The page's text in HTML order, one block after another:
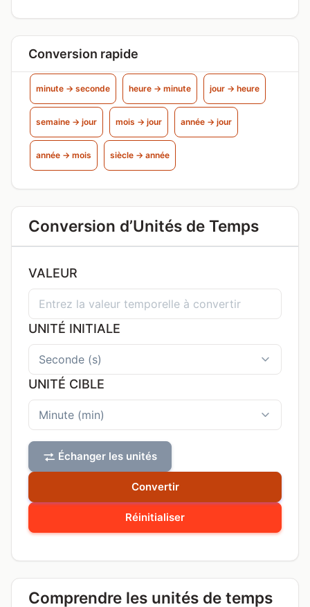
Conversion rapide
minute → seconde heure → minute jour → heure
semaine → jour mois → jour année → jour
année → mois siècle → année
Conversion d’Unités de Temps
VALEUR
UNITÉ INITIALE
UNITÉ CIBLE
Échanger les unités
Réinitialiser
Convertir
Comprendre les unités de temps